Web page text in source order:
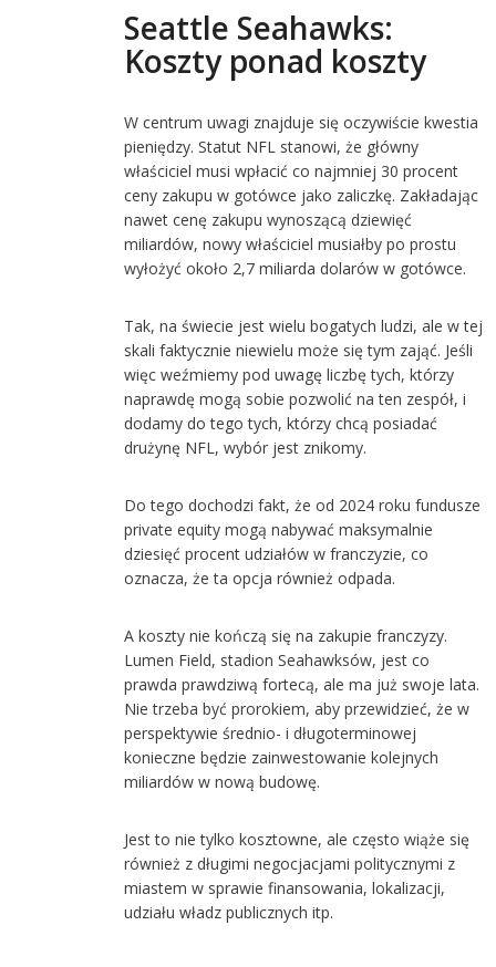
Seattle Seahawks:
Koszty ponad koszty
W centrum uwagi znajduje się oczywiście kwestia
pieniędzy. Statut NFL stanowi, że główny
właściciel musi wpłacić co najmniej 30 procent
ceny zakupu w gotówce jako zaliczkę. Zakładając
nawet cenę zakupu wynoszącą dziewięć
miliardów, nowy właściciel musiałby po prostu
wyłożyć około 2,7 miliarda dolarów w gotówce.
Tak, na świecie jest wielu bogatych ludzi, ale w tej
skali faktycznie niewielu może się tym zająć. Jeśli
więc weźmiemy pod uwagę liczbę tych, którzy
naprawdę mogą sobie pozwolić na ten zespół, i
dodamy do tego tych, którzy chcą posiadać
drużynę NFL, wybór jest znikomy.
Do tego dochodzi fakt, że od 2024 roku fundusze
private equity mogą nabywać maksymalnie
dziesięć procent udziałów w franczyzie, co
oznacza, że ta opcja również odpada.
A koszty nie kończą się na zakupie franczyzy.
Lumen Field, stadion Seahawksów, jest co
prawda prawdziwą fortecą, ale ma już swoje lata.
Nie trzeba być prorokiem, aby przewidzieć, że w
perspektywie średnio- i długoterminowej
konieczne będzie zainwestowanie kolejnych
miliardów w nową budowę.
Jest to nie tylko kosztowne, ale często wiąże się
również z długimi negocjacjami politycznymi z
miastem w sprawie finansowania, lokalizacji,
udziału władz publicznych itp.